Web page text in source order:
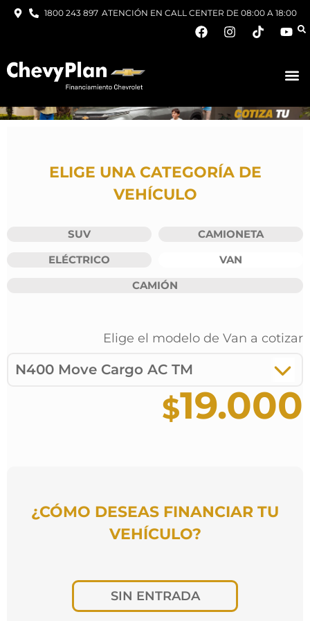
1800 243 897 ATENCIÓN EN CALL CENTER DE 08:00 A 18:00
ELIGE UNA CATEGORÍA DE
VEHÍCULO
SUV
CAMIONETA
ELÉCTRICO
VAN
CAMIÓN
Elige el modelo de Van a cotizar
N400 Move Cargo AC TM
19.000
¿CÓMO DESEAS FINANCIAR TU
VEHÍCULO?
SIN ENTRADA